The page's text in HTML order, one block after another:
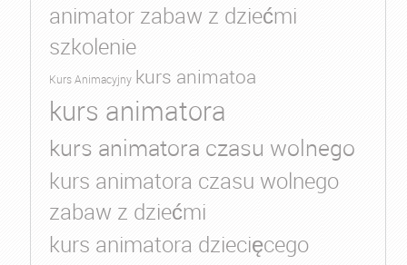
animator zabaw z dziećmi
szkolenie
Kurs Animacyjny kurs animatoa
kurs animatora
kurs animatora czasu wolnego
kurs animatora czasu wolnego
zabaw z dziećmi
kurs animatora dziecięcego